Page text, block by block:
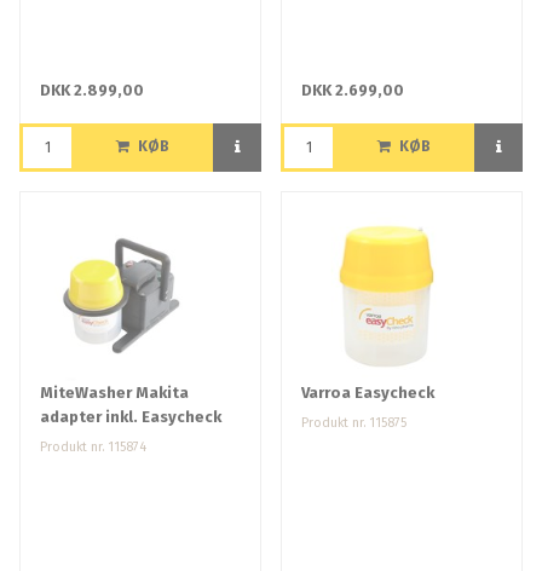
DKK 2.899,00
KØB
DKK 2.699,00
KØB
MiteWasher Makita
adapter inkl. Easycheck
Produkt nr. 115874
Varroa Easycheck
Produkt nr. 115875